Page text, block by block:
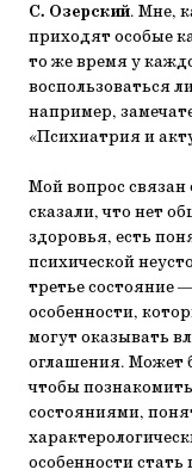
С. Озерский. Мне,
приходят особые
то же время у
воспользоваться
например,
«Психиатрия и
Мой вопрос
сказали, что нет
здоровья, есть
психической
третье состояние
особенности,
могут оказывать
оглашения. Может
чтобы
состояниями,
особенности